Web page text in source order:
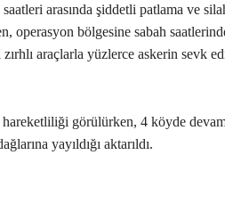
arasında şiddetli patlama ve
operasyon bölgesine sabah
araçlarla yüzlerce askerin sevk
görülürken, 4 köyde
yayıldığı aktarıldı.